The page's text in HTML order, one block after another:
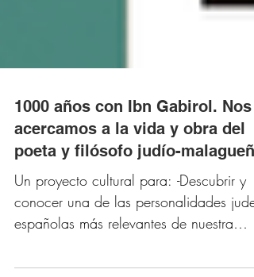
1000 años con Ibn Gabirol. Nos
acercamos a la vida y obra del
poeta y filósofo judío-malagueño
Un proyecto cultural para: -Descubrir y
conocer una de las personalidades